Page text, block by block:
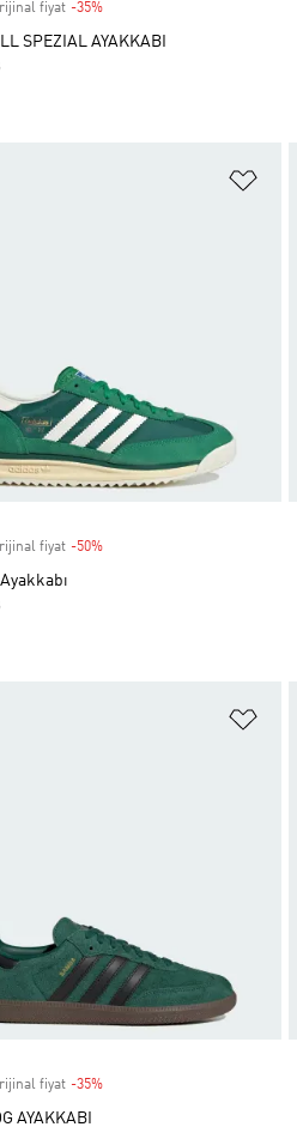
fiyat -35%Discount
SPEZIAL AYAKKABI
fiyat -50%Discount
fiyat -35%Discount
AYAKKABI